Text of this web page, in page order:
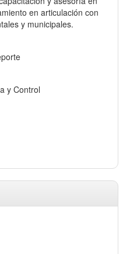
en articulación con
y municipales.
y Control